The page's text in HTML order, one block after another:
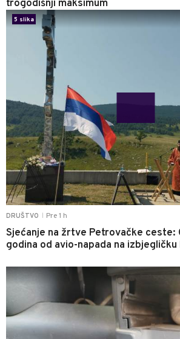
trogodišnji maksimum
DRUŠTVO Pre 1 h
Sjećanje na žrtve Petrovačke ceste:
godina od avio-napada na izbjegličku
5 slika